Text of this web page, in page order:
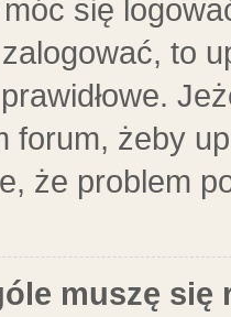
się
to
forum, żeby
że problem
muszę się